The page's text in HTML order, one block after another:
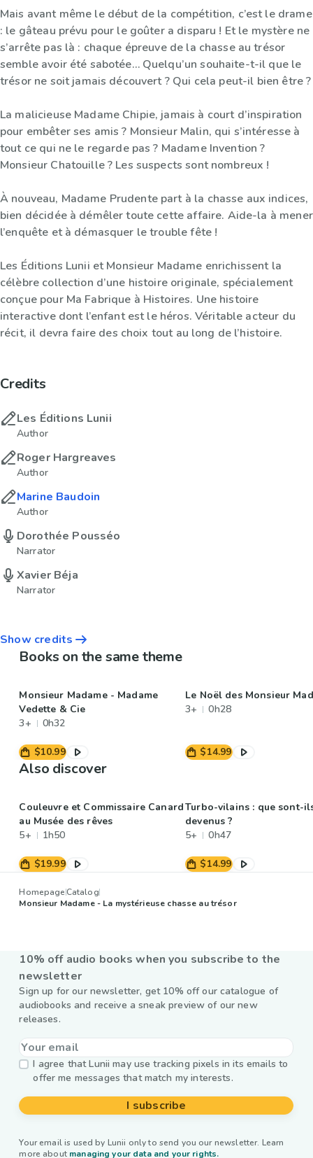
Mais avant même le début de la compétition, c’est le drame
: le gâteau prévu pour le goûter a disparu ! Et le mystère ne
s’arrête pas là : chaque épreuve de la chasse au trésor
semble avoir été sabotée… Quelqu’un souhaite-t-il que le
trésor ne soit jamais découvert ? Qui cela peut-il bien être ?
La malicieuse Madame Chipie, jamais à court d’inspiration
pour embêter ses amis ? Monsieur Malin, qui s’intéresse à
tout ce qui ne le regarde pas ? Madame Invention ?
Monsieur Chatouille ? Les suspects sont nombreux !
À nouveau, Madame Prudente part à la chasse aux indices,
bien décidée à démêler toute cette affaire. Aide-la à mener
l’enquête et à démasquer le trouble fête !
Les Éditions Lunii et Monsieur Madame enrichissent la
célèbre collection d’une histoire originale, spécialement
conçue pour Ma Fabrique à Histoires. Une histoire
interactive dont l’enfant est le héros. Véritable acteur du
récit, il devra faire des choix tout au long de l’histoire.
Credits
Les Éditions Lunii
Author
Roger Hargreaves
Author
Marine Baudoin
Author
Dorothée Pousséo
Narrator
Xavier Béja
Narrator
Show credits
Books on the same theme
Monsieur Madame - Madame
Vedette & Cie
3+
0h32
$10.99
Le Noël des Monsieur
3+
0h28
$14.99
Also discover
Couleuvre et Commissaire Canard
au Musée des rêves
5+
1h50
$19.99
Turbo-vilains : que sont-
devenus ?
5+
0h47
$14.99
HomepageCatalog
Monsieur Madame - La mystérieuse chasse au trésor
10% off audio books when you subscribe to the
newsletter
Sign up for our newsletter, get 10% off our catalogue of
audiobooks and receive a sneak preview of our new
releases.
I agree that Lunii may use tracking pixels in its emails to
offer me messages that match my interests.
I subscribe
Your email is used by Lunii only to send you our newsletter. Learn
more about managing your data and your rights.